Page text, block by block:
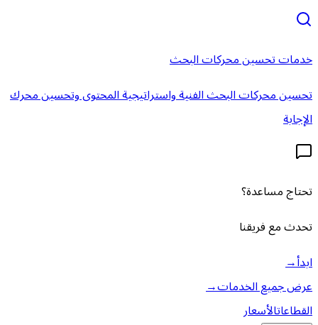
خدمات تحسين محركات البحث
تحسين محركات البحث الفنية واستراتيجية المحتوى وتحسين محرك
الإجابة
تحتاج مساعدة؟
تحدث مع فريقنا
ابدأ→
عرض جميع الخدمات→
القطاعاتالأسعار